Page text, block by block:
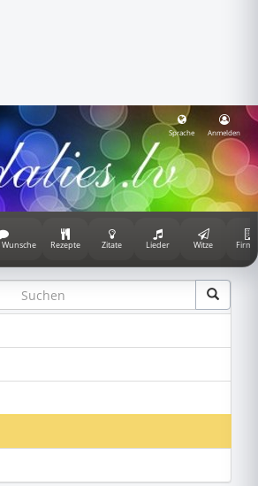
Sprache Anmelden
Rezepte Zitate Lieder Witze